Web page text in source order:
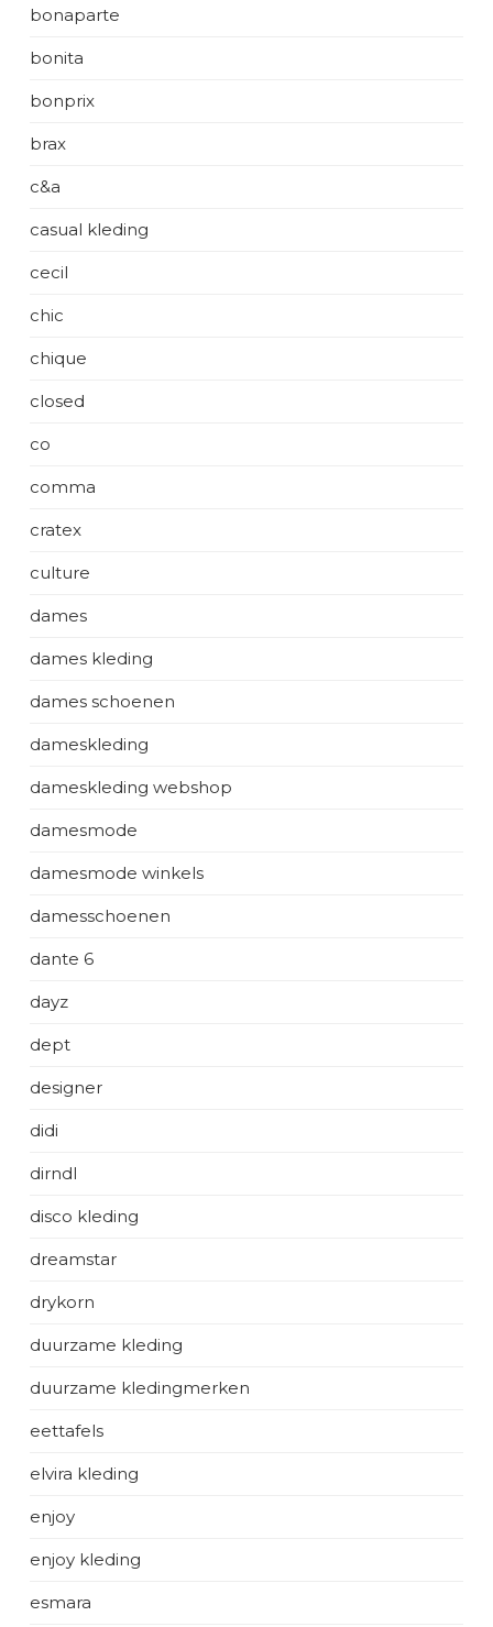
bonaparte
bonita
bonprix
brax
c&a
casual kleding
cecil
chic
chique
closed
co
comma
cratex
culture
dames
dames kleding
dames schoenen
dameskleding
dameskleding webshop
damesmode
damesmode winkels
damesschoenen
dante 6
dayz
dept
designer
didi
dirndl
disco kleding
dreamstar
drykorn
duurzame kleding
duurzame kledingmerken
eettafels
elvira kleding
enjoy
enjoy kleding
esmara